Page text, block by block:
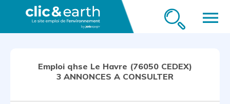
menu
Emploi qhse Le Havre (76050 CEDEX)
3 ANNONCES A CONSULTER